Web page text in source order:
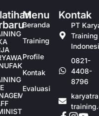
Menu
Beranda
Training
Profile
Kontak
Evaluasi
Kontak
PT
Training
0821-
4408-
8796